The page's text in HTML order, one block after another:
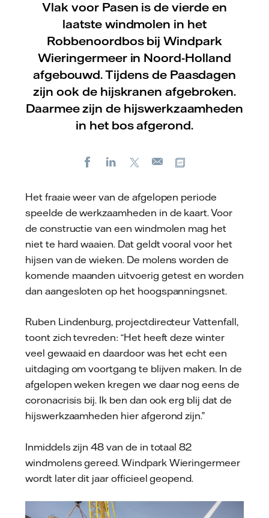
Vlak voor Pasen is de vierde en
laatste windmolen in het
Robbenoordbos bij Windpark
Wieringermeer in Noord-Holland
afgebouwd. Tijdens de Paasdagen
zijn ook de hijskranen afgebroken.
Daarmee zijn de hijswerkzaamheden
in het bos afgerond.
FacebookLinkedIn
E-
Het fraaie weer van de afgelopen periode
speelde de werkzaamheden in de kaart. Voor
de constructie van een windmolen mag het
niet te hard waaien. Dat geldt vooral voor het
hijsen van de wieken. De molens worden de
komende maanden uitvoerig getest en worden
dan aangesloten op het hoogspanningsnet.
Ruben Lindenburg, projectdirecteur Vattenfall,
toont zich tevreden: “Het heeft deze winter
veel gewaaid en daardoor was het echt een
uitdaging om voortgang te blijven maken. In de
afgelopen weken kregen we daar nog eens de
coronacrisis bij. Ik ben dan ook erg blij dat de
hijswerkzaamheden hier afgerond zijn.”
Inmiddels zijn 48 van de in totaal 82
windmolens gereed. Windpark Wieringermeer
wordt later dit jaar officieel geopend.